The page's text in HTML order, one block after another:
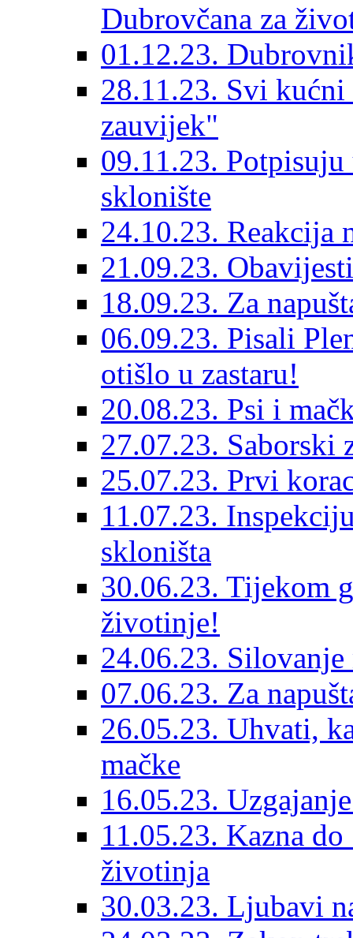
Dubrovčana za
01.12.23.
28.11.23. Svi
zauvijek"
09.11.23. Potpisuju
sklonište
24.10.23. Reakcija
21.09.23.
18.09.23. Za
06.09.23. Pisali
otišlo u zastaru!
20.08.23. Psi i
27.07.23. Saborski
25.07.23. Prvi
11.07.23.
skloništa
30.06.23. Tijekom
životinje!
24.06.23.
07.06.23. Za
26.05.23. Uhvati,
mačke
16.05.23.
11.05.23. Kazna
životinja
30.03.23. Ljubavi